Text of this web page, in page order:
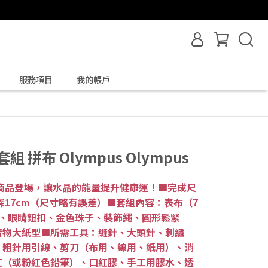
服務項目 我的帳戶
組 拼布 Olympus Olympus
品登場，讓水晶的能量提升健康運！■完成尺
（尺寸略有誤差）■套組內容：表布（7
眼睛鈕扣、金色珠子、裝飾繩、圓形鬆緊
大紙型■所需工具：縫針、大頭針、刺繡
針用引線、剪刀（布用、線用、紙用）、消
或粉紅色鉛筆）、口紅膠、手工用膠水、透